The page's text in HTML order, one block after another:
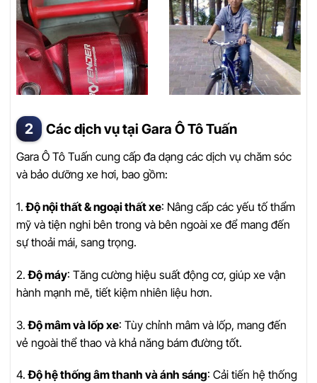
Các dịch vụ tại Gara Ô Tô Tuấn
Gara Ô Tô Tuấn cung cấp đa dạng các dịch vụ chăm sóc
và bảo dưỡng xe hơi, bao gồm:
1.Độ nội thất & ngoại thất xe: Nâng cấp các yếu tố thẩm
mỹ và tiện nghi bên trong và bên ngoài xe để mang đến
sự thoải mái, sang trọng.
2.Độ máy: Tăng cường hiệu suất động cơ, giúp xe vận
hành mạnh mẽ, tiết kiệm nhiên liệu hơn.
3.Độ mâm và lốp xe: Tùy chỉnh mâm và lốp, mang đến
vẻ ngoài thể thao và khả năng bám đường tốt.
4.Độ hệ thống âm thanh và ánh sáng: Cải tiến hệ thống